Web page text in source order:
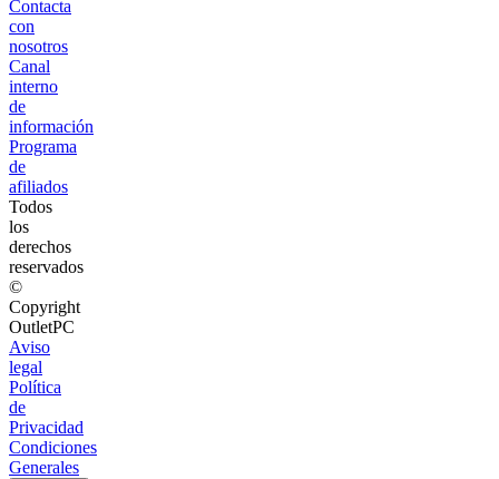
Contacta
con
nosotros
Canal
interno
de
información
Programa
de
afiliados
Todos
los
derechos
reservados
©
Copyright
OutletPC
Aviso
legal
Política
de
Privacidad
Condiciones
Generales